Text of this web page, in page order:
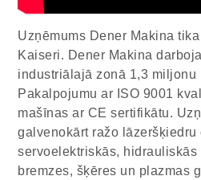
Uzņēmums Dener Makina
Kaiseri. Dener Makina
industriālajā zonā 1,3 miljonu
Pakalpojumu ar ISO 9001
mašīnas ar CE sertifikātu.
galvenokārt ražo lāzeršķiedru
servoelektriskās,
bremzes, šķēres un plazmas